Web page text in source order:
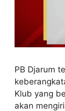
PB Djarum
Klub yang
akan